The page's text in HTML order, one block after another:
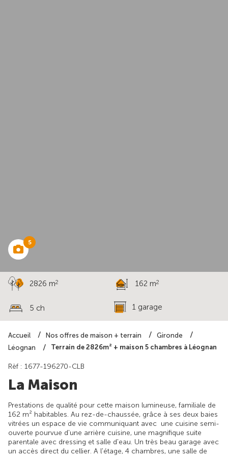
Accueil Nos offres de maison + terrain
Gironde
Léognan
Terrain de 2826m² + maison 5 chambres à Léognan
5
2826 m2 162 m2
5 ch 1 garage
Rèf : 1677-196270-CLB
La Maison
Prestations de qualité pour cette maison lumineuse, familiale de
162 m² habitables. Au rez-de-chaussée, grâce à ses deux baies
vitrées un espace de vie communiquant avec une cuisine semi-
ouverte pourvue d'une arrière cuisine, une magnifique suite
parentale avec dressing et salle d'eau. Un très beau garage avec
un accès direct du cellier. A l'étage, 4 chambres, une salle de